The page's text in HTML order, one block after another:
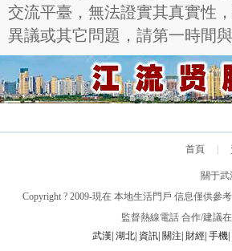
交流平臺，無法證實其真實性
異議或其它問題，請第一時間
首頁
關于武
Copyright ? 2009-現在 本地生活門戶 信息僅供
監督熱線電話 合作/建議
武漢| 湖北| 資訊| 關注 財經 手機|